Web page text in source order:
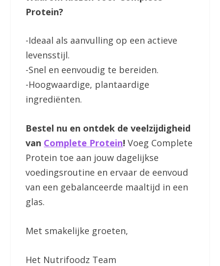
Protein?
-Ideaal als aanvulling op een actieve
levensstijl.
-Snel en eenvoudig te bereiden.
-Hoogwaardige, plantaardige
ingrediënten.
Bestel nu en ontdek de veelzijdigheid
van Complete Protein! Voeg Complete
Protein toe aan jouw dagelijkse
voedingsroutine en ervaar de eenvoud
van een gebalanceerde maaltijd in een
glas.
Met smakelijke groeten,
Het Nutrifoodz Team